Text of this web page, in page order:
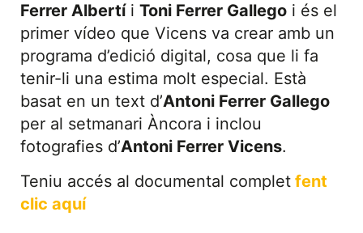
Ferrer Albertíi Toni Ferrer Gallego i és el
primer vídeo que Vicens va crear amb un
programa d’edició digital, cosa que li fa
tenir-li una estima molt especial. Està
basat en un text d’Antoni Ferrer Gallego
per al setmanari Àncora i inclou
fotografies d’Antoni Ferrer Vicens.
Teniu accés al documental complet fent
clic aquí